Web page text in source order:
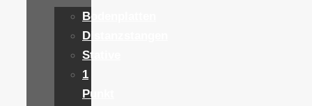
Bodenplatten
Distanzstangen
Stative
1
Punkt